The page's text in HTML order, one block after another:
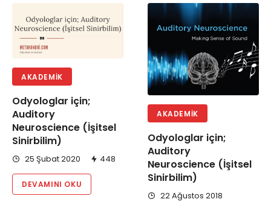
AKADEMIK
Odyologlar için;
Auditory
Neuroscience (İşitsel
Sinirbilim)
25 Şubat 2020 448
DEVAMINI OKU
AKADEMIK
Odyologlar için;
Auditory
Neuroscience (İşitsel
Sinirbilim)
22 Ağustos 2018